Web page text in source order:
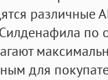
по
для